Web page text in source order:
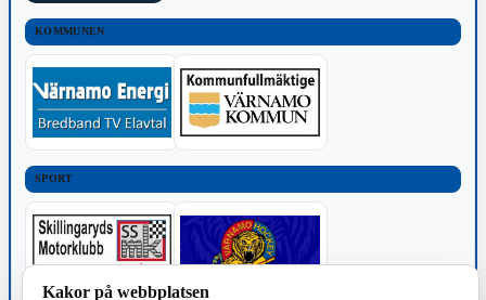
KOMMUNEN
SPORT
Kakor på webbplatsen